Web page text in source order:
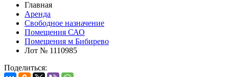
Главная
Аренда
Свободное назначение
Помещения САО
Помещения м Бибирево
Лот № 1110985
Поделиться: